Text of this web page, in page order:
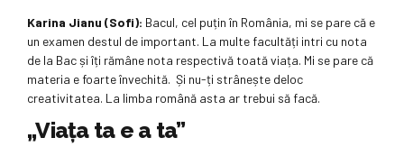
Karina Jianu (Sofi): Bacul, cel puțin în România, mi se pare că e
un examen destul de important. La multe facultăți intri cu nota
de la Bac și îți rămâne nota respectivă toată viața. Mi se pare că
materia e foarte învechită. Și nu-ți strânește deloc
creativitatea. La limba română asta ar trebui să facă.
„Viața ta e a ta”